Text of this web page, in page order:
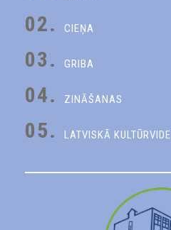
02. CIEŅA
03. GRIBA
04. ZINĀŠANAS
05. LATVISKĀ KULTŪRVIDE